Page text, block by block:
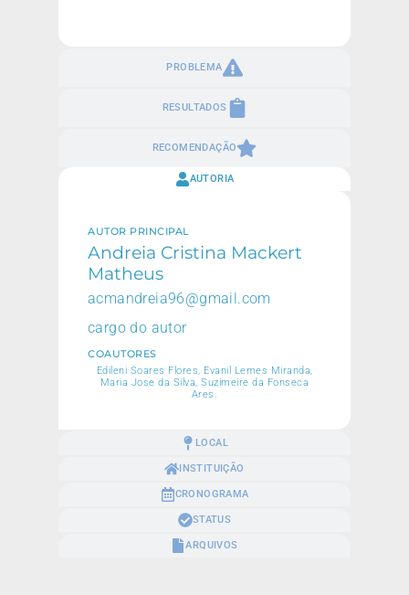
PROBLEMA
RESULTADOS
RECOMENDAÇÃO
AUTORIA
LOCAL
INSTITUIÇÃO
CRONOGRAMA
STATUS
ARQUIVOS
AUTOR PRINCIPAL
Andreia Cristina Mackert
Matheus
acmandreia96@gmail.com
cargo do autor
COAUTORES
Edileni Soares Flores, Evanil Lemes Miranda,
Maria Jose da Silva, Suzimeire da Fonseca
Ares.